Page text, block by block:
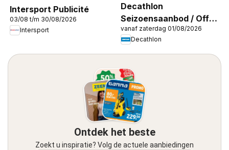
Intersport Publicité
03/08 t/m 30/08/2026
Intersport
Decathlon
Seizoensaanbod / Offre
saisonnière
vanaf zaterdag 01/08/2026
Decathlon
Ontdek het beste
Zoekt u inspiratie? Volg de actuele aanbiedingen